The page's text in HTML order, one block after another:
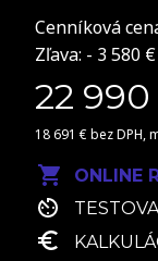
Cenníková
Zľava: - 3 580 €
22
18 691 € bez DPH,
ONLINE